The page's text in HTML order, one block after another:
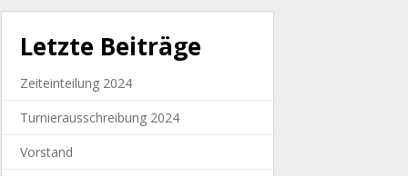
Letzte Beiträge
Zeiteinteilung 2024
Turnierausschreibung 2024
Vorstand